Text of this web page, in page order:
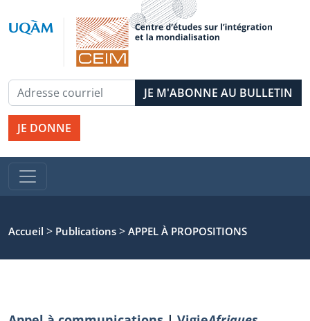
JE DONNE
Accueil > Publications > APPEL À PROPOSITIONS